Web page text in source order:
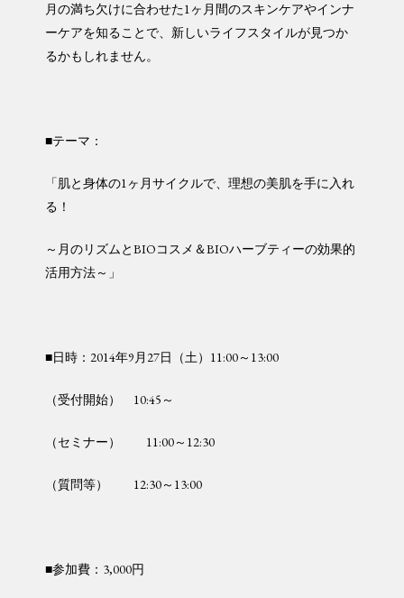
月の満ち欠けに合わせた1ヶ月間のスキンケアやインナ
ーケアを知ることで、新しいライフスタイルが見つか
るかもしれません。
■テーマ：
「肌と身体の1ヶ月サイクルで、理想の美肌を手に入れ
る！
～月のリズムとBIOコスメ＆BIOハーブティーの効果的
活用方法～」
■日時：2014年9月27日（土）11:00～13:00
（受付開始） 10:45～
（セミナー） 11:00～12:30
（質問等） 12:30～13:00
■参加費：3,000円